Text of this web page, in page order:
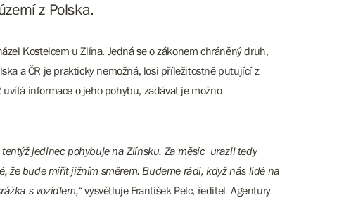
z Polska.
Kostelcem u Zlína. Jedná se o zákonem chráněný druh,
a ČR je prakticky nemožná, losi příležitostně putující z
informace o jeho pohybu, zadávat je možno
jedinec pohybuje na Zlínsku. Za měsíc urazil tedy
že bude mířit jižním směrem. Budeme rádi, když nás lidé na
s vozidlem,“vysvětluje František Pelc, ředitel Agentury